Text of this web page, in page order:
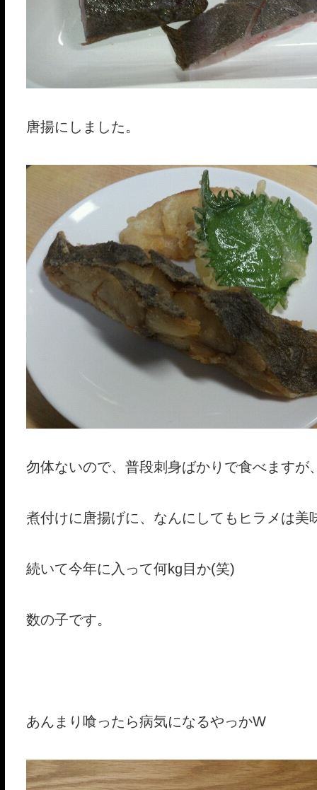
唐揚にしました。
勿体ないので、普段刺身ばかりで食べますが
煮付けに唐揚げに、なんにしてもヒラメは美
続いて今年に入って何kg目か(笑)
数の子です。
あんまり喰ったら病気になるやっかW